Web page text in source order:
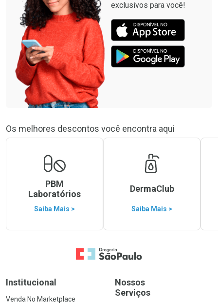
exclusivos para você!
Os melhores descontos você encontra aqui
PBM
Laboratórios
Saiba Mais >
DermaClub
Saiba Mais >
Ir para a Home
Institucional
Venda No Marketplace
Nossos
Serviços